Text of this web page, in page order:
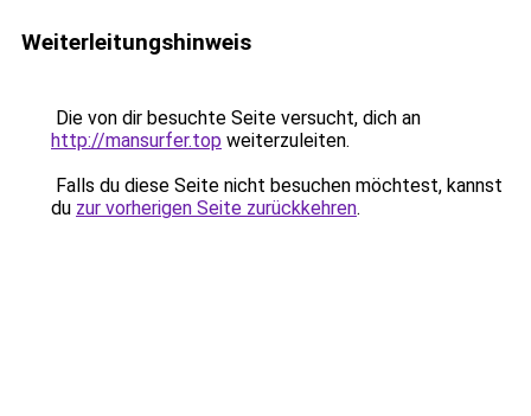
Weiterleitungshinweis
Die von dir besuchte Seite versucht, dich an
http://mansurfer.top weiterzuleiten.
Falls du diese Seite nicht besuchen möchtest, kannst
du zur vorherigen Seite zurückkehren.